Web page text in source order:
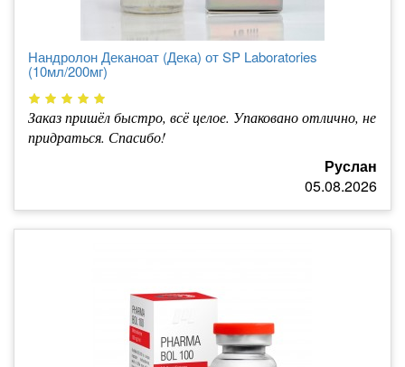
Нандролон Деканоат (Дека) от SP Laboratories
(10мл/200мг)
Заказ пришёл быстро, всё целое. Упаковано отлично, не
придраться. Спасибо!
Руслан
05.08.2026